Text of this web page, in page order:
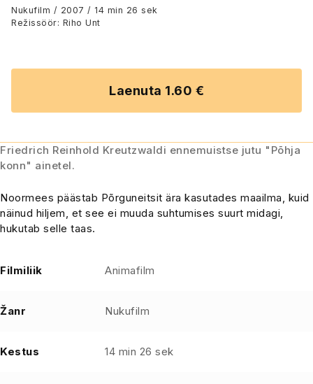
Nukufilm / 2007 / 14 min 26 sek
Režissöör: Riho Unt
Laenuta 1.60 €
Friedrich Reinhold Kreutzwaldi ennemuistse jutu "Põhja
konn" ainetel.
Noormees päästab Põrguneitsit ära kasutades maailma, kuid
näinud hiljem, et see ei muuda suhtumises suurt midagi,
hukutab selle taas.
Filmiliik Animafilm
Žanr Nukufilm
Kestus 14 min 26 sek